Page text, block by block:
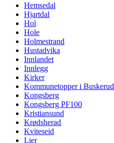
Hemsedal
Hjartdal
Hol
Hole
Holmestrand
Hustadvika
Innlandet
Innlegg
Kirker
Kommunetopper i Buskerud
Kongsberg
Kongsberg PF100
Kristiansund
Krødsherad
Kviteseid
Lier